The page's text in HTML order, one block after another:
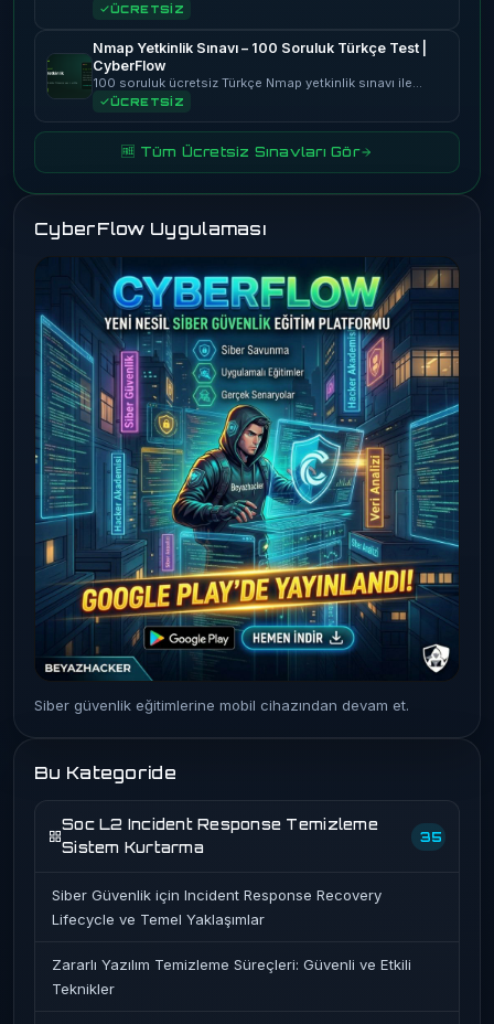
ÜCRETSİZ
Nmap Yetkinlik Sınavı – 100 Soruluk Türkçe Test |
CyberFlow
100 soruluk ücretsiz Türkçe Nmap yetkinlik sınavı ile…
ÜCRETSİZ
🆓 Tüm Ücretsiz Sınavları Gör
CyberFlow Uygulaması
Siber güvenlik eğitimlerine mobil cihazından devam et.
Bu Kategoride
Soc L2 Incident Response Temizleme
Sistem Kurtarma
35
Siber Güvenlik için Incident Response Recovery
Lifecycle ve Temel Yaklaşımlar
Zararlı Yazılım Temizleme Süreçleri: Güvenli ve Etkili
Teknikler